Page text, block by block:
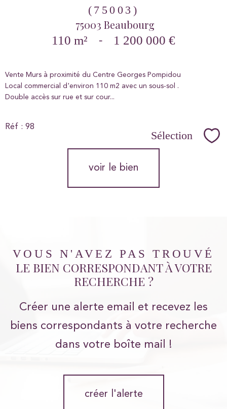
(75003)
75003 Beaubourg
110 m²
- 1 200 000 €
Vente Murs à proximité du Centre Georges Pompidou
Local commercial d'environ 110 m2 avec un sous-sol .
Double accès sur rue et sur cour...
Réf : 98
Sélection
voir le bien
VOUS N'AVEZ PAS TROUVÉ
LE BIEN CORRESPONDANT À VOTRE
RECHERCHE ?
Créer une alerte email et recevez les
biens correspondants à votre recherche
dans votre boîte mail !
créer l'alerte